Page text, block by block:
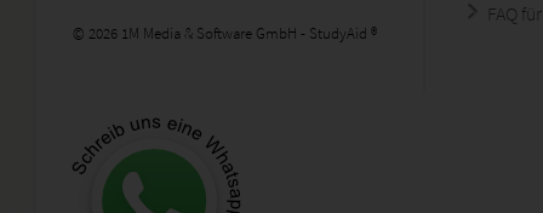
© 2026 1M Media & Software GmbH - StudyAid ®
FAQ